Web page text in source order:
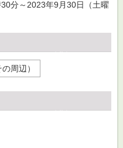
分～2023年9月30日（土曜
周辺）